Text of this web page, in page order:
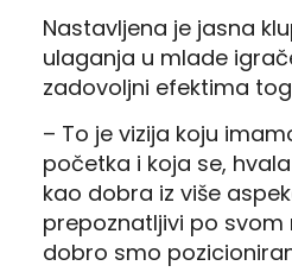
Nastavljena je jasna
ulaganja u mlade
zadovoljni efektima
– To je vizija koju
početka i koja se,
kao dobra iz više
prepoznatljivi po svom
dobro smo